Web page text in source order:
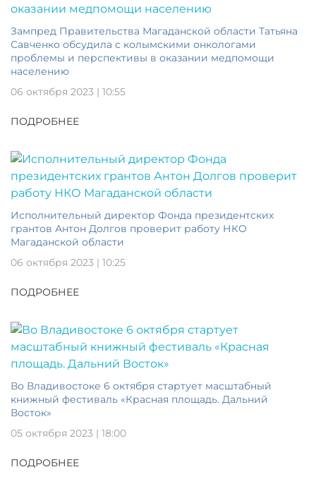
Зампред Правительства Магаданской области Татьяна
Савченко обсудила с колымскими онкологами
проблемы и перспективы в оказании медпомощи
населению
06 октября 2023 | 10:55
ПОДРОБНЕЕ
Исполнительный директор Фонда президентских
грантов Антон Долгов проверит работу НКО
Магаданской области
06 октября 2023 | 10:25
ПОДРОБНЕЕ
Во Владивостоке 6 октября стартует масштабный
книжный фестиваль «Красная площадь. Дальний
Восток»
05 октября 2023 | 18:00
ПОДРОБНЕЕ